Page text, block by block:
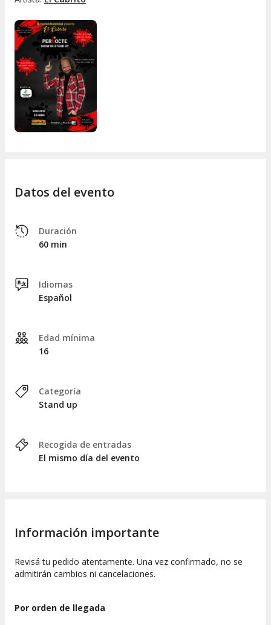
Datos del evento
Duración
60 min
Idiomas
Español
Edad mínima
16
Categoría
Stand up
Recogida de entradas
El mismo día del evento
Información importante
Revisá tu pedido atentamente. Una vez confirmado, no se
admitirán cambios ni cancelaciones.
Por orden de llegada